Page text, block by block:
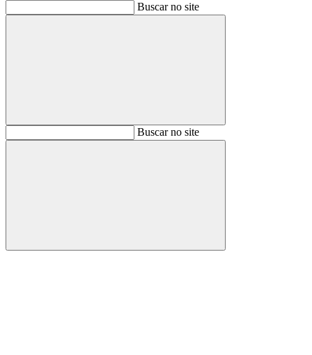
Buscar no site
BuscarBuscar no site
Buscar